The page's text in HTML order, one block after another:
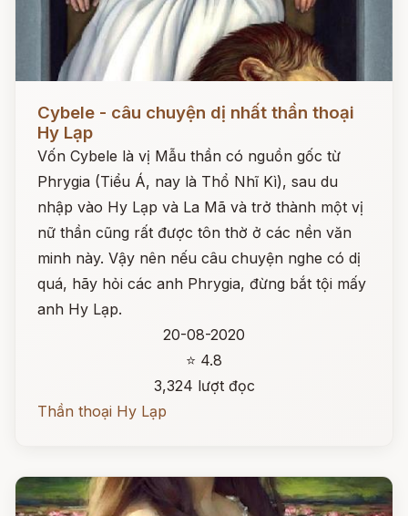
Cybele - câu chuyện dị nhất thần thoại
Hy Lạp
Vốn Cybele là vị Mẫu thần có nguồn gốc từ
Phrygia (Tiểu Á, nay là Thổ Nhĩ Kì), sau du
nhập vào Hy Lạp và La Mã và trở thành một vị
nữ thần cũng rất được tôn thờ ở các nền văn
minh này. Vậy nên nếu câu chuyện nghe có dị
quá, hãy hỏi các anh Phrygia, đừng bắt tội mấy
anh Hy Lạp.
20-08-2020
⭐ 4.8
3,324 lượt đọc
Thần thoại Hy Lạp